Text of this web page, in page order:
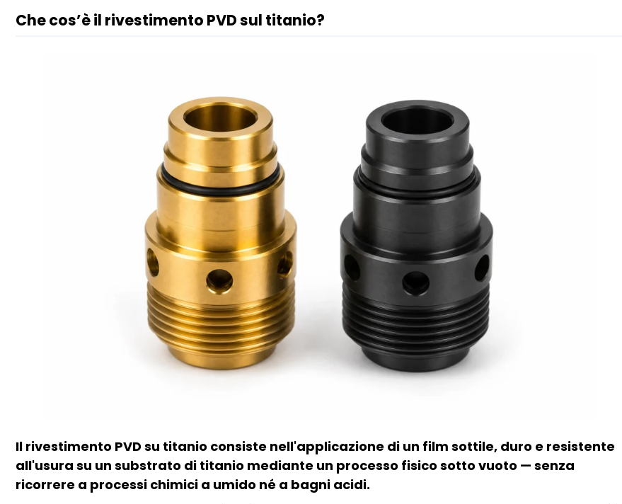
Che cos’è il rivestimento PVD sul titanio?
Il rivestimento PVD su titanio consiste nell'applicazione di un film sottile, duro e resistente
all'usura su un substrato di titanio mediante un processo fisico sotto vuoto — senza
ricorrere a processi chimici a umido né a bagni acidi.